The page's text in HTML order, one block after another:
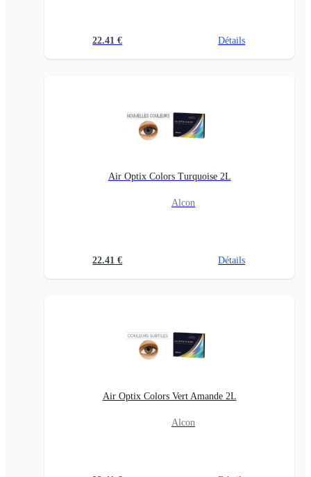
22.41 € Détails
Air Optix Colors Turquoise 2L
Alcon
22.41 € Détails
Air Optix Colors Vert Amande 2L
Alcon